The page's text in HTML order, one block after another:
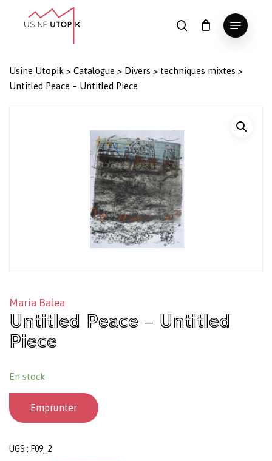
search
Menu
Panier Fermer
le
Usine Utopik > Catalogue > Divers > techniques mixtes >
Untitled Peace – Untitled Piece
Maria Balea
Untitled Peace – Untitled
Piece
En stock
Emprunter
UGS : F09_2
Close